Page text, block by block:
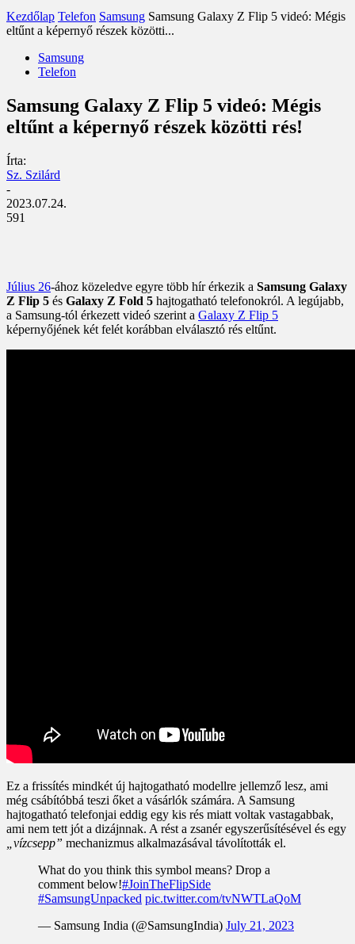
Kezdőlap Telefon Samsung Samsung Galaxy Z Flip 5 videó: Mégis
eltűnt a képernyő részek közötti...
Samsung
Telefon
Samsung Galaxy Z Flip 5 videó: Mégis
eltűnt a képernyő részek közötti rés!
Írta:
Sz. Szilárd
-
2023.07.24.
591
Július 26-ához közeledve egyre több hír érkezik a Samsung Galaxy
Z Flip 5 és Galaxy Z Fold 5 hajtogatható telefonokról. A legújabb,
a Samsung-tól érkezett videó szerint a Galaxy Z Flip 5
képernyőjének két felét korábban elválasztó rés eltűnt.
Ez a frissítés mindkét új hajtogatható modellre jellemző lesz, ami
még csábítóbbá teszi őket a vásárlók számára. A Samsung
hajtogatható telefonjai eddig egy kis rés miatt voltak vastagabbak,
ami nem tett jót a dizájnnak. A rést a zsanér egyszerűsítésével és egy
„vízcsepp” mechanizmus alkalmazásával távolították el.
What do you think this symbol means? Drop a
comment below!#JoinTheFlipSide
#SamsungUnpacked pic.twitter.com/tvNWTLaQoM
— Samsung India (@SamsungIndia) July 21, 2023